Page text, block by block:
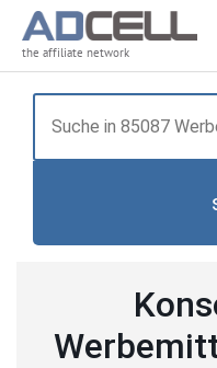
the affiliate network